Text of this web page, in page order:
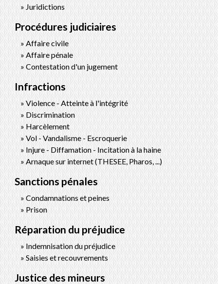
Juridictions
Procédures judiciaires
Affaire civile
Affaire pénale
Contestation d'un jugement
Infractions
Violence - Atteinte à l'intégrité
Discrimination
Harcèlement
Vol - Vandalisme - Escroquerie
Injure - Diffamation - Incitation à la haine
Arnaque sur internet (THESEE, Pharos, ...)
Sanctions pénales
Condamnations et peines
Prison
Réparation du préjudice
Indemnisation du préjudice
Saisies et recouvrements
Justice des mineurs